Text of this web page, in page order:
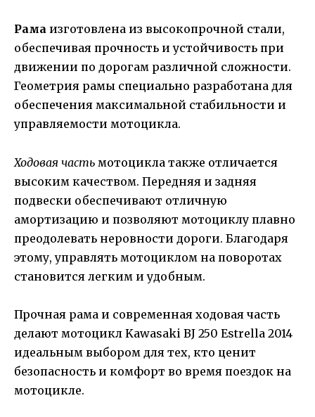
Рама изготовлена из высокопрочной стали,
обеспечивая прочность и устойчивость при
движении по дорогам различной сложности.
Геометрия рамы специально разработана для
обеспечения максимальной стабильности и
управляемости мотоцикла.
Ходовая часть мотоцикла также отличается
высоким качеством. Передняя и задняя
подвески обеспечивают отличную
амортизацию и позволяют мотоциклу плавно
преодолевать неровности дороги. Благодаря
этому, управлять мотоциклом на поворотах
становится легким и удобным.
Прочная рама и современная ходовая часть
делают мотоцикл Kawasaki BJ 250 Estrella 2014
идеальным выбором для тех, кто ценит
безопасность и комфорт во время поездок на
мотоцикле.